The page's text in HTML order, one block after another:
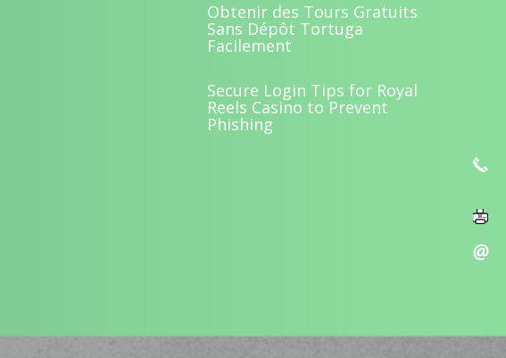
Obtenir des Tours Gratuits
Sans Dépôt Tortuga
Facilement
Secure Login Tips for Royal
Reels Casino to Prevent
Phishing